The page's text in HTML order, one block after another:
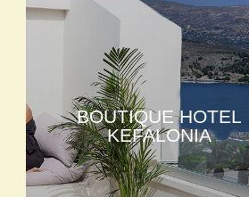
BOUTIQUE HOTEL
KEFALONIA